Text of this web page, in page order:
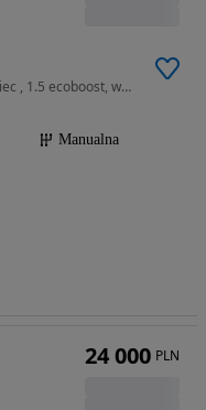
1498 cm3 • 150 KM • Sprowadzony z Niemiec , 1.5 ecoboost, wersja titanium, uszkodzony
Manualna
24 000 PLN